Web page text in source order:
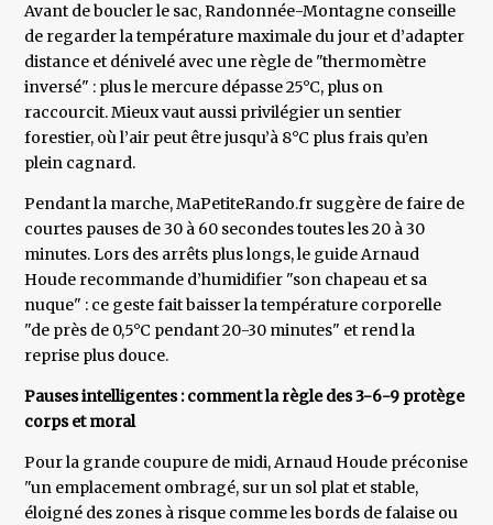
Avant de boucler le sac, Randonnée-Montagne conseille
de regarder la température maximale du jour et d’adapter
distance et dénivelé avec une règle de "thermomètre
inversé" : plus le mercure dépasse 25°C, plus on
raccourcit. Mieux vaut aussi privilégier un sentier
forestier, où l’air peut être jusqu’à 8°C plus frais qu’en
plein cagnard.
Pendant la marche, MaPetiteRando.fr suggère de faire de
courtes pauses de 30 à 60 secondes toutes les 20 à 30
minutes. Lors des arrêts plus longs, le guide Arnaud
Houde recommande d’humidifier "son chapeau et sa
nuque" : ce geste fait baisser la température corporelle
"de près de 0,5°C pendant 20-30 minutes" et rend la
reprise plus douce.
Pauses intelligentes : comment la règle des 3-6-9 protège
corps et moral
Pour la grande coupure de midi, Arnaud Houde préconise
"un emplacement ombragé, sur un sol plat et stable,
éloigné des zones à risque comme les bords de falaise ou